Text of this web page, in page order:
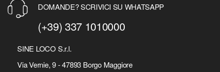
DOMANDE? SCRIVICI SU WHATSAPP
(+39) 337 1010000
SINE LOCO S.r.l.
Via Vernie, 9 - 47893 Borgo Maggiore